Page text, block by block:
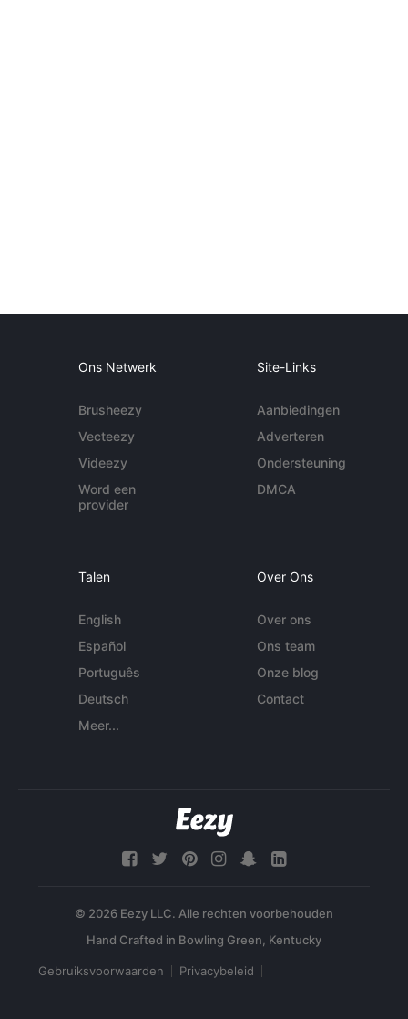
Ons Netwerk
Brusheezy
Vecteezy
Videezy
Word een
provider
Site-Links
Aanbiedingen
Adverteren
Ondersteuning
DMCA
Talen
English
Español
Português
Deutsch
Meer...
Over Ons
Over ons
Ons team
Onze blog
Contact
© 2026 Eezy LLC. Alle rechten voorbehouden
Gebruiksvoorwaarden Privacybeleid